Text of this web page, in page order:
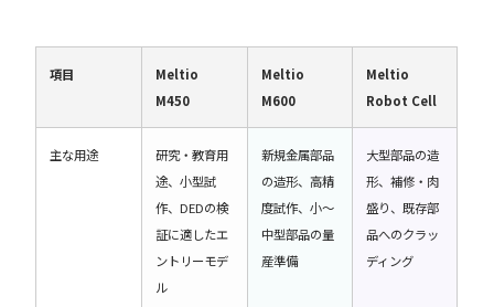
項目
Meltio
M450
Meltio
M600
Meltio
Robot Cell
主な用途
研究・教育用
途、小型試
作、DEDの検
証に適したエ
ントリーモデ
ル
新規金属部品
の造形、高精
度試作、小〜
中型部品の量
産準備
大型部品の造
形、補修・肉
盛り、既存部
品へのクラッ
ディング